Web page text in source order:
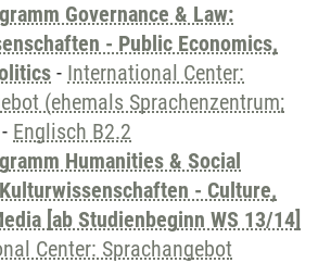
Governance & Law:
- Public Economics,
- International Center:
(ehemals Sprachenzentrum;
- Englisch B2.2
Humanities & Social
- Culture,
[ab Studienbeginn WS 13/14]
Center: Sprachangebot